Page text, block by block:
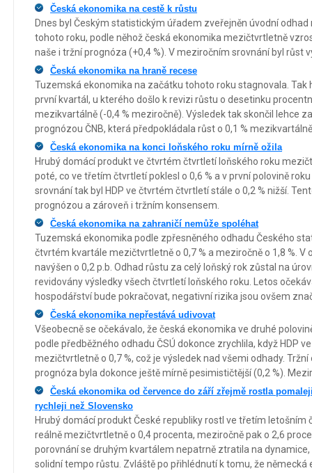
Česká ekonomika na cestě k růstu
Dnes byl Českým statistickým úřadem zveřejněn úvodní
tohoto roku, podle něhož česká ekonomika mezičtvrtletně
naše i tržní prognóza (+0,4 %). V meziročním srovnání byl růst
Česká ekonomika na hraně recese
Tuzemská ekonomika na začátku tohoto roku stagnovala. Tak
první kvartál, u kterého došlo k revizi růstu o desetinku
mezikvartálně (-0,4 % meziročně). Výsledek tak skončil lehce
prognózou ČNB, která předpokládala růst o 0,1 %
Česká ekonomika na konci loňského roku mírně ožila
Hrubý domácí produkt ve čtvrtém čtvrtletí loňského roku
poté, co ve třetím čtvrtletí poklesl o 0,6 % a v první polovině
srovnání tak byl HDP ve čtvrtém čtvrtletí stále o 0,2 % nižší.
prognózou a zároveň i tržním konsensem.
Česká ekonomika na zahraničí nemůže spoléhat
Tuzemská ekonomika podle zpřesněného odhadu Českého
čtvrtém kvartále mezičtvrtletně o 0,7 % a meziročně o 1,8 %. V
navýšen o 0,2 p.b. Odhad růstu za celý loňský rok zůstal na
revidovány výsledky všech čtvrtletí loňského roku. Letos
hospodářství bude pokračovat, negativní rizika jsou ovšem
Česká ekonomika nepřestává udivovat
Všeobecně se očekávalo, že česká ekonomika ve druhé
podle předběžného odhadu ČSÚ dokonce zrychlila, když HDP
mezičtvrtletně o 0,7 %, což je výsledek nad všemi odhady. Tržní
prognóza byla dokonce ještě mírně pesimističtější (0,2 %).
Česká ekonomika od července do září zřejmě rostla
rychleji než Slovensko
Hrubý domácí produkt České republiky rostl ve třetím
reálně mezičtvrtletně o 0,4 procenta, meziročně pak o 2,6
porovnání se druhým kvartálem nepatrně ztratila na
solidní tempo růstu. Zvláště po přihlédnutí k tomu, že